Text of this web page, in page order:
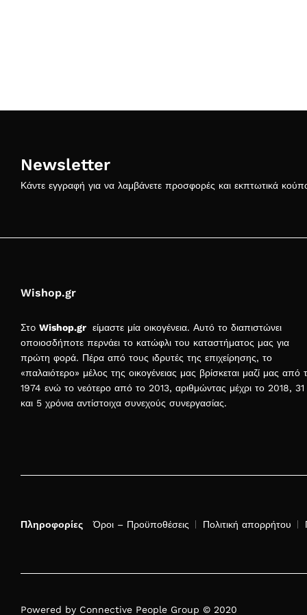
Newsletter
Κάντε εγγραφή για να λαμβάνετε προσφορές και εκπτωτικά
Wishop.gr
Στo Wishop.gr είμαστε μία οικογένεια. Αυτό το διαπιστώνει
οποιοσδήποτε περνάει το κατώφλι του καταστήματος μας για
πρώτη φορά. Πέρα από τους ιδρυτές της επιχείρησης, το
«παλαιότερο» μέλος της οικογένειας μας βρίσκεται μαζί μας από
1974 ενώ το νεότερο από το 2013, αριθμώντας μέχρι το 2018, 31
και 5 χρόνια αντίστοιχα συνεχούς συνεργασίας.
Πληροφορίες Όροι – Προϋποθέσεις Πολιτική απορρήτου
Powered by Connective People Group © 2020